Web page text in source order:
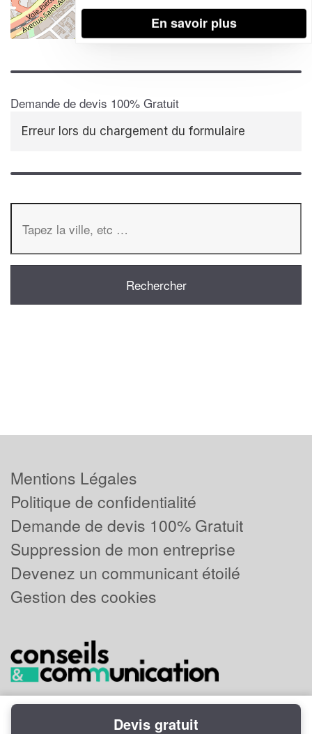
OpenStreetMap contributors,
Demande de devis 100% Gratuit
Erreur lors du chargement du formulaire
En savoir plus
Mentions Légales
Politique de confidentialité
Demande de devis 100% Gratuit
Suppression de mon entreprise
Devenez un communicant étoilé
Gestion des cookies
Devis gratuit